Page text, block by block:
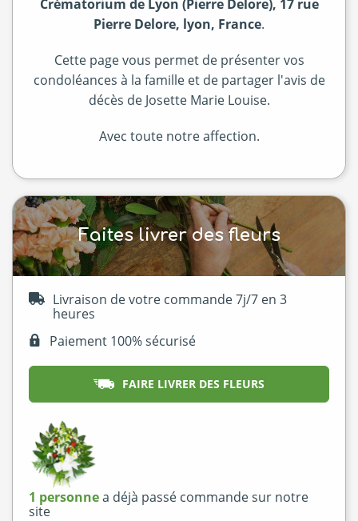
Crématorium de Lyon (Pierre Delore), 17 rue
Pierre Delore, lyon, France.
Cette page vous permet de présenter vos
condoléances à la famille et de partager l'avis de
décès de Josette Marie Louise.
Avec toute notre affection.
Faites livrer des fleurs
Livraison de votre commande 7j/7 en 3
heures
Paiement 100% sécurisé
FAIRE LIVRER DES FLEURS
1 personnea déjà passé commande sur notre
site